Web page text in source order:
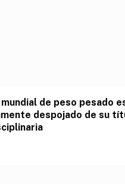
de peso pesado
despojado de su